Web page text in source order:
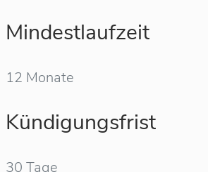
Mindestlaufzeit
12 Monate
Kündigungsfrist
30 Tage